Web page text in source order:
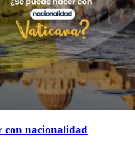
con nacionalidad